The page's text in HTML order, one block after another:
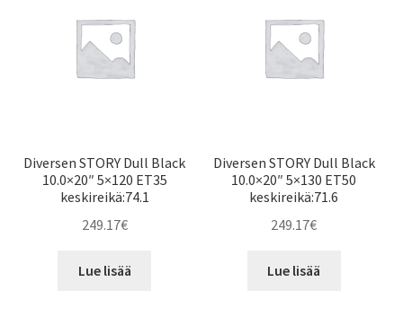
Diversen STORY Dull Black
10.0×20″ 5×120 ET35
keskireikä:74.1
249.17€
Lue lisää
Diversen STORY Dull Black
10.0×20″ 5×130 ET50
keskireikä:71.6
249.17€
Lue lisää